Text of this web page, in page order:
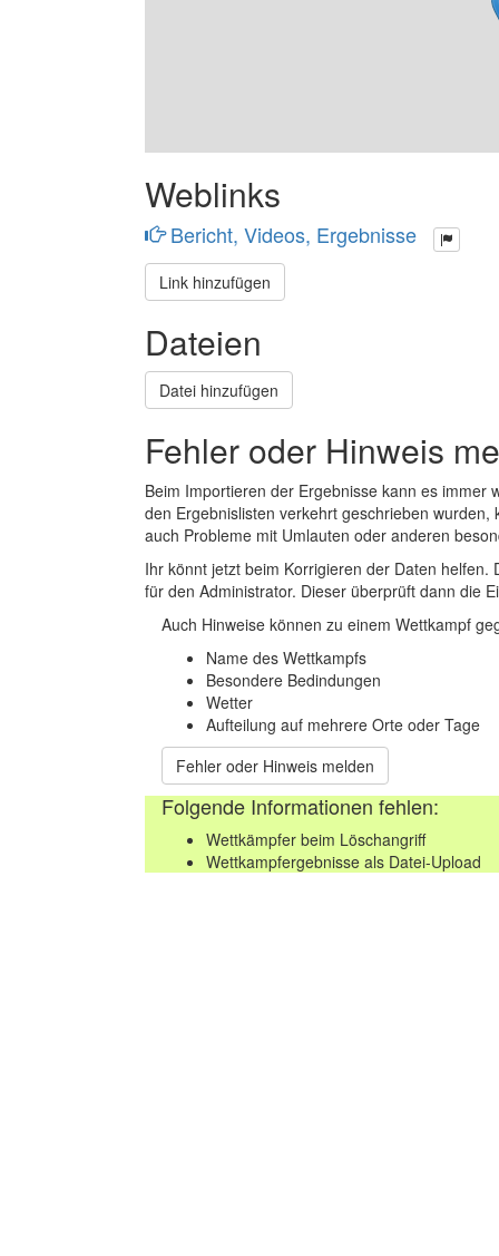
Weblinks
Bericht, Videos, Ergebnisse
Link hinzufügen
Dateien
Datei hinzufügen
Fehler oder Hinweis
Beim Importieren der Ergebnisse kann es
den Ergebnislisten verkehrt geschrieben
auch Probleme mit Umlauten oder anderen
Ihr könnt jetzt beim Korrigieren der Daten
für den Administrator. Dieser überprüft dann die
Auch Hinweise können zu einem Wettkampf
Name des Wettkampfs
Besondere Bedindungen
Wetter
Aufteilung auf mehrere Orte oder Tage
Fehler oder Hinweis melden
Folgende Informationen fehlen:
Wettkämpfer beim Löschangriff
Wettkampfergebnisse als Datei-Upload